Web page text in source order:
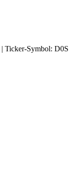
| Ticker-Symbol: D0S